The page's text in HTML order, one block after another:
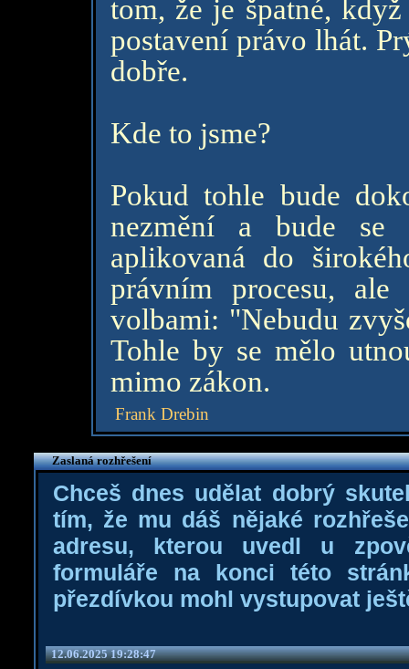
tom, že je špatné,
postavení právo lhát.
dobře.
Kde to jsme?
Pokud tohle bude
nezmění a bude
aplikovaná do
právním procesu,
volbami: "Nebudu
Tohle by se mělo
mimo zákon.
Frank Drebin
Zaslaná rozhřešení
Chceš dnes udělat dobrý
tím, že mu dáš nějaké
adresu, kterou uvedl u
formuláře na konci této
přezdívkou mohl vystupovat
12.06.2025 19:28:47